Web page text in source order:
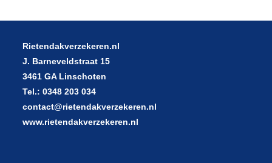
Rietendakverzekeren.nl
J. Barneveldstraat 15
3461 GA Linschoten
Tel.: 0348 203 034
contact@rietendakverzekeren.nl
www.rietendakverzekeren.nl